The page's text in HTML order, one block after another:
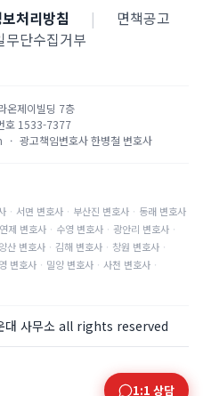
처리방침 |
면책공고
무단수집거부
온제이빌딩 7층
호 1533-7377
· 광고책임변호사한병철 변호사
· 서면 변호사 · 부산진 변호사 · 동래 변호사
연제 변호사 · 수영 변호사 · 광안리 변호사 ·
양산 변호사 · 김해 변호사 · 창원 변호사 ·
변호사 · 밀양 변호사 · 사천 변호사 ·
대 사무소 all rights reserved
1:1 상담